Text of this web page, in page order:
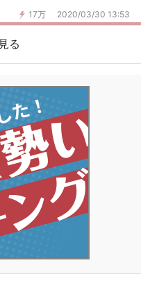
17万 2020/03/30 13:53
る